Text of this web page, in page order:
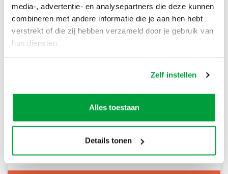
media-, advertentie- en analysepartners die deze kunnen
combineren met andere informatie die je aan hen hebt
verstrekt of die zij hebben verzameld door je gebruik van
hun diensten.
Zelf instellen
Alles toestaan
Details tonen
Scherpe prijzen
Snelle levering
Goede kwaliteit
Snelle klantenservice